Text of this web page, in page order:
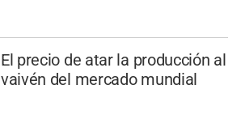
El precio de atar la producción al
vaivén del mercado mundial